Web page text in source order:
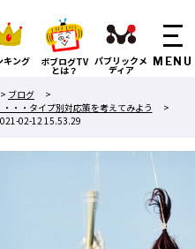
キング ボブログTV
とは？
パブリックメ
ディア
> ブログ
>
・・タイプ別対応策を考えてみよう
>
02-12 15.53.29